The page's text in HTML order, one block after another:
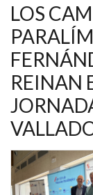
Y
EL
LOS
REINAN